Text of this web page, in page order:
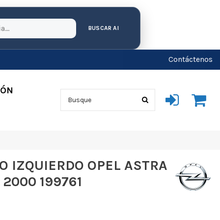
BUSCAR AI
Contáctenos
IZQUIERDO OPEL ASTRA
199761